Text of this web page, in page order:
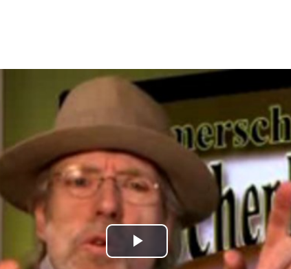
Play